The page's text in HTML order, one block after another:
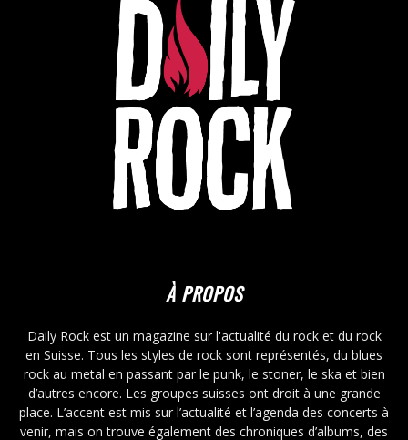
À PROPOS
Daily Rock est un magazine sur l'actualité du rock et du rock
en Suisse. Tous les styles de rock sont représentés, du blues
rock au metal en passant par le punk, le stoner, le ska et bien
d’autres encore. Les groupes suisses ont droit à une grande
place. L’accent est mis sur l’actualité et l’agenda des concerts à
venir, mais on trouve également des chroniques d’albums, des